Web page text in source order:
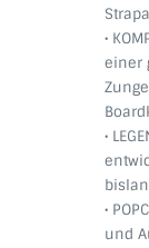
•
einer
•
•
und